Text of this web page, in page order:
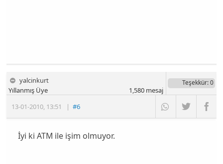
yalcinkurt
13-01-2010, 13:51 |#6
Yıllanmış Üye
Teşekkür: 0
1,580mesaj
İyi ki ATM ile işim olmuyor.